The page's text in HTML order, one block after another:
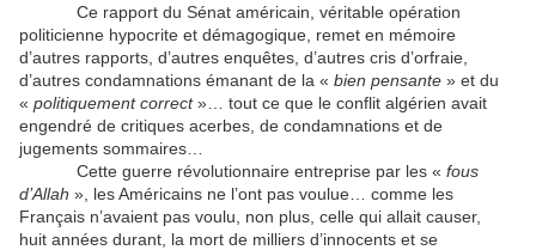
Ce rapport du Sénat américain, véritable opération
politicienne hypocrite et démagogique, remet en mémoire
d’autres rapports, d’autres enquêtes, d’autres cris d’orfraie,
d’autres condamnations émanant de la « bien pensante » et du
« politiquement correct»… tout ce que le conflit algérien avait
engendré de critiques acerbes, de condamnations et de
jugements sommaires…
Cette guerre révolutionnaire entreprise par les « fous
d’Allah », les Américains ne l’ont pas voulue… comme les
Français n’avaient pas voulu, non plus, celle qui allait causer,
huit années durant, la mort de milliers d’innocents et se